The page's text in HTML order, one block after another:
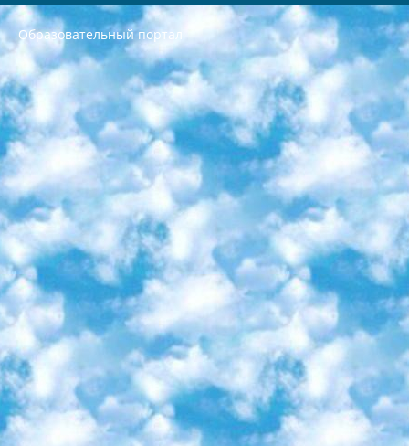
Образовательный портал
РЕСПУБЛИКА УЗБЕКИСТАН МИНИСТРЕРСТВО ДОШКОЛЬНОГО И ШКОЛЬНОГО ОБРАЗОВАНИЯ КОМАНДА в общеобразовательных учреждениях в 2023-2024 учебном году организация и проведение итоговой государственной аттестации обучающихся о Министра дошкольного и школьного образования Республики Узбекистан от 4 марта 2008 года (постановлением Минюста от 20 марта 2008 года № 1778 государственной регистрации) «Итоговое состояние учащихся общего среднего образования на основании положения об утверждении положения об аттестации общего среднего образования выпускной экзамен студентов в образовательных учреждениях в 2023-2024 учебном году В целях организации и прохождения аттестации приказываю: 1. Следующее: перечень предметов, по которым будет проводиться итоговая государственная аттестация и экзамен формы перевода согласно приложению 1; сертификаты международного образца, оценивающие уровень владения иностранными языками перечень согласно приложению 2; 2. Педагогический при специализированных образовательных учреждениях. научно-практический центр квалификации и международной оценки (Д.Давидова) 2024 г. До 25 марта: задания по предметам, по которым будет проводиться итоговая аттестация разработка и утверждение технических условий; итоговая аттестация на основании разработанного предметного задания разработка вопросов по предметам (устно и письменно), экзамен передача; общеобразовательные средние школы и специальные учебные заведения учащиеся выпускных классов школ и интернатов в агентской системе подготовка базы данных экзаменационных материалов и критериев оценки; перевод базы экзаменационных материалов на все языки обучения подать в Республиканский образовательный центр для изготовления; варианты экзаменов на основе разработанных контрольных материалов пусть будут поставлены задачи формирования. 3. Республиканский образовательный центр (Ш.Худайкулов) до 5 апреля 2024 года. до: база данных предоставленных экзаменационных материалов на все языки обучения перевод и экспертиза; для слепых, слабовидящих, глухих, слабослышащих и умственно отсталых детей учащиеся выпускных классов специализированных школ и школ-интернатов база данных экзаменационных материалов на всех преподаваемых языках подготовка критериев оценки; специализированные школы для умственно отсталых детей и технологии для учащихся выпускных классов школ-интернатов разработка соответствующих рекомендаций и критериев проведения ЕГЭ по естествознанию давать задания. 4. Педагогический при специализированных образовательных учреждениях. Научно-практический центр навыков и международной оценки (Д.Давидова), Республика образовательный центр (Худайкулов Ш.) итоговый государственный аттестационный экзамен ориентирован на творческое и логическое мышление при подготовке базы материалов учитывать введение заданий. 5. Следует отметить, что: сертификат государственного образца о знании общеобразовательного предмета и как минимум национальный уровень B1 по предметам на иностранных языках, указанным в Приложении 2. или международно признанный сертификат эквивалентного уровня студенты, изучающие определенный предмет, освобождаются от экзамена; по соответствующим предметам запланирована итоговая государственная аттестация за день до дня, путем жеребьевки Рабочей группой (в письменной форме по предметам, проводимым в форме) из числа сформированных вариантов выбрано 2 варианта; 2 выбранных варианта экзамена анонсированы на официальном сайте министерства и все выпускники по всей стране на основе этих вариантов проводит итоговую государственную аттестацию. 6. Государственное образование учащихся средних общеобразовательных учреждений. знания в соответствии с квалификационными требованиями, которые необходимо приобрести на основании стандартов итоговый (выпускной) контроль для 9 и 11 классов в целях тестирования Экзамены (далее – экзамены) состоят из предметов, перечисленных в приложении 1. будет сделано. 7. Экзамены пройдут с 26 мая по 15 июня 2024 г. (кроме науки физического воспитания). 8. Физическая для учащихся 9 классов общесредних образовательных учреждений. Экзамены по предмету «Образование, квалификация медицина» 1-6 мая 2024 года. сотрудники перевести под присмотр (с отклонениями в физическом или умственном развитии) специализированная школа для детей, школы-интернаты и со сколиозом школы-интернаты санаторного типа для больных детей исключены). 9. Он был слепым, слабовидящим и имел нарушения опорно-двигательного аппарата. экзамены в специализированных школах и интернатах для детей должны проводиться исходя из требований, предъявляемых к общеобразовательным учреждениям (физкультура кроме науки). 10. Специализированная школа для глухих и слабослышащих детей. и экзамены в интернатах и быть реализован в виде письменного теста по математике. 11. Специальность для умственно отсталых детей. Для 9 класса Родной язык и литературное письмо Государственный язык (язык обучения – узбекский). для неклассов) написано Математическое письмо Письменная/устная история Узбекистана Физическое воспитание практично Итоговый контроль Для 11 класса Написание родного языка и литературы (эссе) Математическое письмо Узбекский язык (обучение на узбекском языке) не посещающее общее среднее образование для учреждений)/Образовательное учреждение выбор письменный и устный Иностранный язык письменный/устный Письменная/устная история Узбекистана *По выбору студента:  Химия  Физика  Основы государственного права  География 10 бесплатных образовательных ресурсов - Мы составили подборку онлайн-проектов с интерактивными упражнениями, видеолекциями и статьями. Они помогут вам обрести новые и освежить старые знания бесплатно. 1. «ИНТУИТ» Старейшая образовательная площадка Рунета. Здесь вы найдёте сотни текстовых и видеокурсов на десятки различных тем — от программирования до психологии. Многие курсы подготовлены российскими университетами и крупными международными компаниями вроде Intel и Microsoft. Самостоятельное обучение бесплатное, но желающие могут оплатить услуги персональных наставников. 2. «Смартия» знакомит с актуальными профессиями и подсказывает, как им обучаться. Выбрав заинтересовавшую вас специальность — SMM-специалист, фотограф, веб-дизайнер или другую, — увидите список необходимых для неё умений. Чтобы вы могли освоить их самостоятельно, для каждого умения площадка отображает подборку ссылок на учебные материалы. Хотя «Смартия» ориентируется на русскоязычную аудиторию, часть контента всё же доступна только на английском. 3. «Лекторий Физтеха» Проект Московского физико-технического института (Физтеха). С его помощью вы можете смотреть онлайн серии лекций, записанные на видео в этом вузе. В числе доступных предметов — физика, биология, химия, информационные технологии и другие. К некоторым лекциям администрация ресурса прилагает готовые конспекты, которые можно скачивать в PDF-формате. 4. ITMOcourses Онлайн-площадка Санкт-Петербургского национального исследовательского университета информационных технологий, механики и оптики (ИТМО). Ресурс предоставляет свободный доступ к курсам, разработанным в этом вузе. Каталог материалов разбит на четыре категории: «Оптические системы и технологии», «Приборостроение и робототехника», «Информационные технологии» и «Биотехнологии». Курсы состоят из видеолекций, интерактивных демонстраций и заданий. 5. «КиберЛенинка» Электронная научная библиотека открытого доступа. Каталог площадки регулярно обрастает текстами статей из различных научных изданий. Сгруппированные по журналам и рубрикам публикации можно читать онлайн или скачивать целиком в PDF-формате. Проект нацелен на популяризацию науки за счёт открытого доступа к качественной информации. 6. «ПостНаука» На этом ресурсе публикуют подборки видеолекций, составленные экспертами из разных отраслей и объединённые общими темами. Среди них, к примеру, есть серии «Биоинформатика и геномика», «Культура средневековой Скандинавии» и Cinema Studies о теории кино. Каждая подборка лекций — логически связанная история, рассказанная экспертом от первого лица. Кроме того, на сайте появляются научно-образовательные статьи и тесты на разные темы. 7. «Newочём» Команда проекта «Newочём» отбирает самые интересные тексты из англоязычных СМИ и переводит те из них, за которые голосуют участники сообщества «ВКонтакте». По большей части это научно-популярные статьи. Редакторы придумывают лишь заголовки, в остальном содержание переводов соответствует оригиналам. Полные тексты можно читать прямо в социальной сети. 8. InternetUrok Онлайн-база материалов по основным дисциплинам школьной программы. Информация на сайте структурирована по классам, предметам и темам (урокам). Каждый урок состоит из видеолекций и конспектов. Есть также интерактивные тренажёры и тесты для закрепления пройденного материала. Даже если вы давно окончили школу, возможность повторить программу старших классов всегда может пригодиться. 9. Edutainme Ещё один ресурс об образовании. В отличие от Newtonew, как мне кажется, Edutainme больше ориентируется на представителей индустрии: педагогов, предпринимателей, разработчиков образовательных проектов. Но и любой, кто просто стремится к саморазвитию, найдёт на сайте много полезного и интересного для себя. Например, информацию о новых курсах и образовательных сервисах. 10. Newtonew Онлайн-медиа об образовании и обучении в широком смысле. Авторы Newtonew пишут об инструментах, заведениях, тактиках и стратегиях, которые помогают учить других и получать новые знания самостоятельно. На этой площадке вы найдёте новости, обзоры, аналитические мат